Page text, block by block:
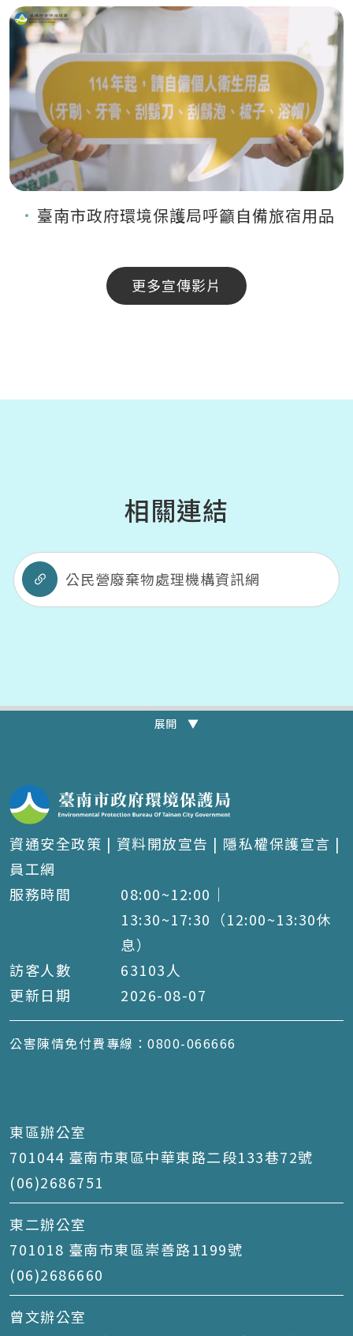
臺南市政府環境保護局呼籲自備旅宿用品
更多宣傳影片
相關連結
公民營廢棄物處理機構資訊網
展開 ▼
資通安全政策 | 資料開放宣告 | 隱私權保護宣言 |
員工網
服務時間
08:00~12:00｜
13:30~17:30（12:00~13:30休
息）
訪客人數
63103 人
更新日期
2026-08-07
公害陳情免付費專線：0800-066666
東區辦公室
701044 臺南市東區中華東路二段133巷72號
(06)2686751
東二辦公室
701018 臺南市東區崇善路1199號
(06)2686660
曾文辦公室